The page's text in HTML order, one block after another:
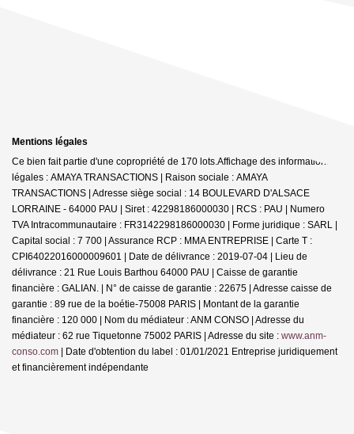
Mentions légales
Ce bien fait partie d'une copropriété de 170 lots.Affichage des informations
légales : AMAYA TRANSACTIONS | Raison sociale : AMAYA
TRANSACTIONS | Adresse siège social : 14 BOULEVARD D'ALSACE
LORRAINE - 64000 PAU | Siret : 42298186000030 | RCS : PAU | Numero
TVA Intracommunautaire : FR3142298186000030 | Forme juridique : SARL |
Capital social : 7 700 | Assurance RCP : MMA ENTREPRISE | Carte T :
CPI64022016000009601 | Date de délivrance : 2019-07-04 | Lieu de
délivrance : 21 Rue Louis Barthou 64000 PAU | Caisse de garantie
financière : GALIAN. | N° de caisse de garantie : 22675 | Adresse caisse de
garantie : 89 rue de la boétie-75008 PARIS | Montant de la garantie
financière : 120 000 | Nom du médiateur : ANM CONSO | Adresse du
médiateur : 62 rue Tiquetonne 75002 PARIS | Adresse du site : www.anm-
conso.com | Date d'obtention du label : 01/01/2021 Entreprise juridiquement
et financièrement indépendante